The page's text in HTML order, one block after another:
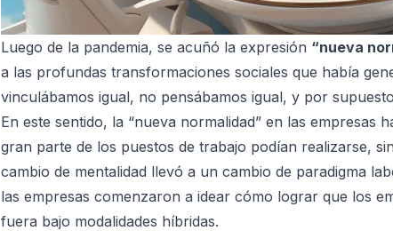
Luego de la pandemia, se acuñó la expresión “nueva
a las profundas transformaciones sociales que había
vinculábamos igual, no pensábamos igual, y por
En este sentido, la “nueva normalidad” en las
gran parte de los puestos de trabajo podían realizarse,
cambio de mentalidad llevó a un cambio de paradigma
las empresas comenzaron a idear cómo lograr que los
fuera bajo modalidades híbridas.